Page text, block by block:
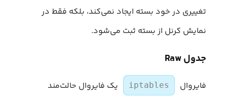
تغییری در خود بسته ایجاد نمی‌کند، بلکه فقط در
نمایش کرنل از بسته ثبت می‌شود.
جدول Raw
فایروال iptables
یک فایروال حالت‌مند